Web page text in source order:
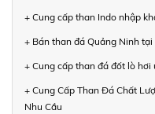
+ Cung cấp than Indo nhập
+ Bán than đá Quảng Ninh
+ Cung cấp than đá đốt lò
+ Cung Cấp Than Đá Chất
Nhu Cầu